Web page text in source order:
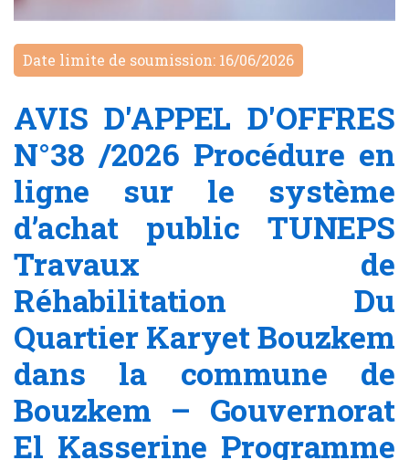
Date limite de soumission: 16/06/2026
AVIS D'APPEL D'OFFRES
N°38 /2026 Procédure en
ligne sur le système
d’achat public TUNEPS
Travaux de
Réhabilitation Du
Quartier Karyet Bouzkem
dans la commune de
Bouzkem – Gouvernorat
El Kasserine Programme